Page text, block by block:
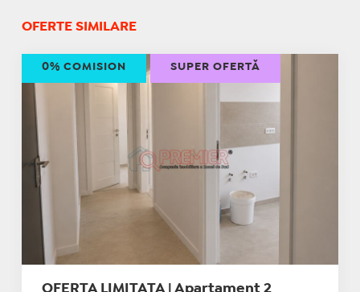
OFERTE SIMILARE
OFERTA LIMITATA | Apartament 2
0% COMISION SUPER OFERTĂ